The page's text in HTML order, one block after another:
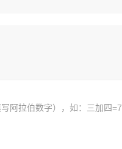
阿拉伯数字），如：三加四=7